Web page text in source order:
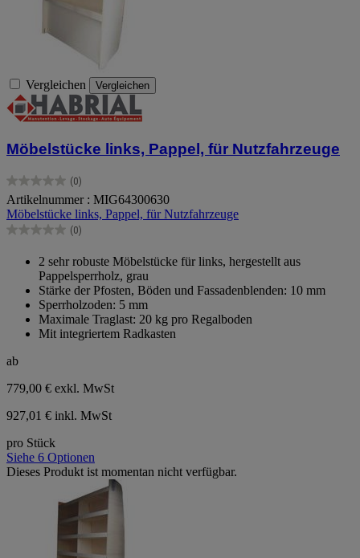
Vergleichen Vergleichen
Möbelstücke links, Pappel, für Nutzfahrzeuge
(0)
0.0
von
5
Sternen.
Artikelnummer : MIG64300630
Möbelstücke links, Pappel, für Nutzfahrzeuge
(0)
0.0
Sternen.
2 sehr robuste Möbelstücke für links, hergestellt aus
Pappelsperrholz, grau
Stärke der Pfosten, Böden und Fassadenblenden: 10 mm
Sperrholzoden: 5 mm
Maximale Traglast: 20 kg pro Regalboden
Mit integriertem Radkasten
ab
779,00 € exkl. MwSt
927,01 € inkl. MwSt
pro Stück
Siehe 6 Optionen
Dieses Produkt ist momentan nicht verfügbar.